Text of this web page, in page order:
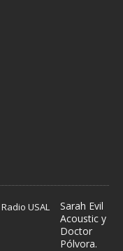
Sarah Evil
Acoustic y
Doctor
Pólvora.